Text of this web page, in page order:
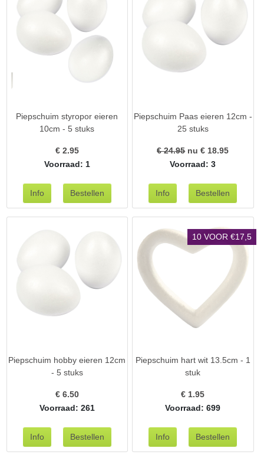
Piepschuim styropor eieren
10cm - 5 stuks
€ 2.95
Voorraad: 1
Piepschuim Paas eieren 12cm -
25 stuks
€ 24.95nu € 18.95
Voorraad: 3
Piepschuim hobby eieren 12cm
- 5 stuks
€ 6.50
Voorraad: 261
10 VOOR €17,5
Piepschuim hart wit 13.5cm - 1
stuk
€ 1.95
Voorraad: 699